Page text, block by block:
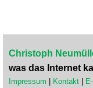
Christoph
was das Internet
Impressum Kontakt